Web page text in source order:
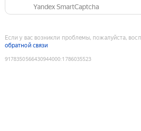
Yandex SmartCaptcha
Если у вас возникли проблемы, пожалуйста,
обратной связи
9178350566430944000:1786035523